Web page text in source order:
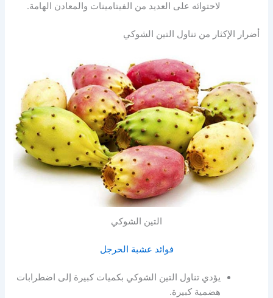
لاحتوائه على العديد من الفيتامينات والمعادن الهامة.
أضرار الإكثار من تناول التين الشوكي
التين الشوكي
فوائد عشبة الحرجل
يؤدي تناول التين الشوكي بكميات كبيرة إلى اضطرابات
هضمية كبيرة.